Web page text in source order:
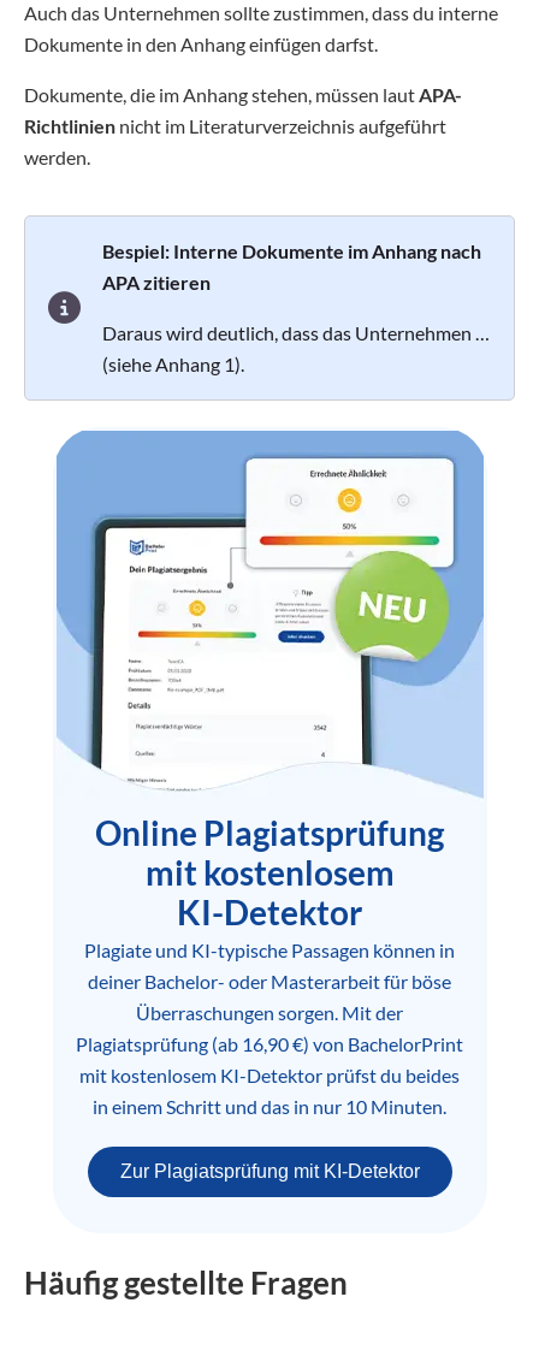
Auch das Unternehmen sollte zustimmen, dass du interne
Dokumente in den Anhang einfügen darfst.
Dokumente, die im Anhang stehen, müssen lautAPA-
Richtlinien nicht im Literaturverzeichnis aufgeführt
werden.
Bespiel: Interne Dokumente im Anhang nach
APA zitieren
Daraus wird deutlich, dass das Unternehmen …
(siehe Anhang 1).
Online Plagiatsprüfung
mit kostenlosem
KI-Detektor
Plagiate und KI-typische Passagen können in
deiner Bachelor- oder Masterarbeit für böse
Überraschungen sorgen. Mit der
Plagiatsprüfung (ab 16,90 €) von BachelorPrint
mit kostenlosem KI-Detektor prüfst du beides
in einem Schritt und das in nur 10 Minuten.
Zur Plagiatsprüfung mit KI-Detektor
Häufig gestellte Fragen